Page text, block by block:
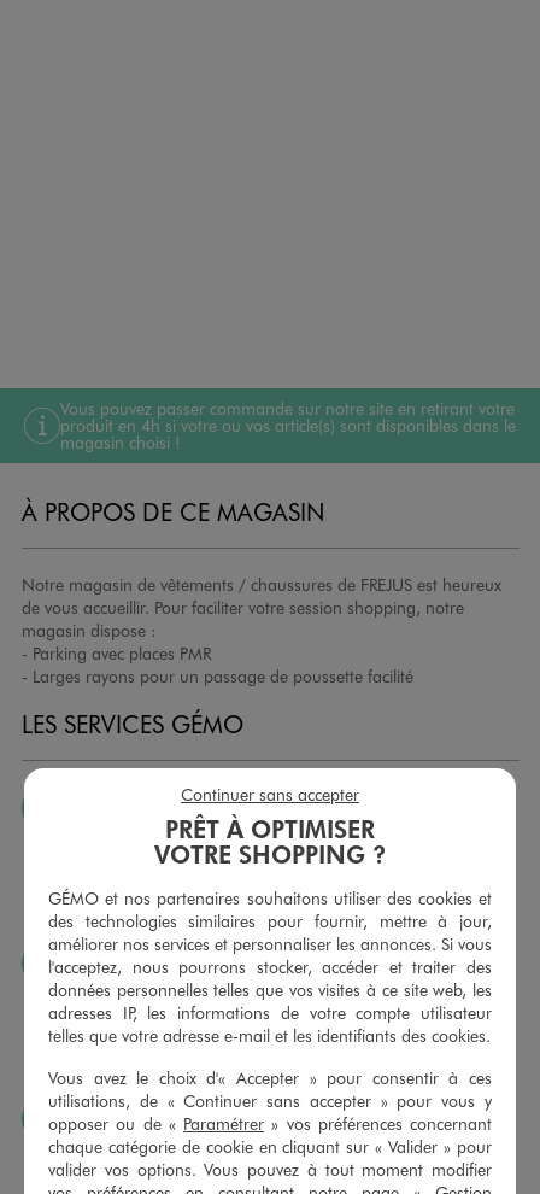
Vous pouvez passer commande sur notre site en retirant votre
produit en 4h si votre ou vos article(s) sont disponibles dans le
magasin choisi !
À PROPOS DE CE MAGASIN
Notre magasin de vêtements / chaussures de FREJUS est heureux
de vous accueillir. Pour faciliter votre session shopping, notre
magasin dispose :
- Parking avec places PMR
- Larges rayons pour un passage de poussette facilité
LES SERVICES GÉMO
JE PEUX CHANGER D’AVIS
Nous échangeons et vous proposons un avoir ou un
remboursement pour tout article non porté, non retouché,
sous 30 jours, sur simple présentation du ticket de caisse,
dans tous les magasins GÉMO.
JE PEUX FAIRE RETOUCHER MES ARTICLES
Ourlets, ceintures… vous avez la possibilité de faire
retoucher vos articles textiles dans nos magasins. Les tarifs
sont à votre disposition sur simple demande. Voir
conditions en magasins.
J’AIME FAIRE PLAISIR
Nous vous proposons des cartes cadeaux GÉMO d’un
montant au choix entre 10€ et 150€. Les cartes cadeau
PRÊT À OPTIMISER
VOTRE SHOPPING ?
GÉMO et nos partenaires souhaitons utiliser des cookies et
des technologies similaires pour fournir, mettre à jour,
améliorer nos services et personnaliser les annonces. Si vous
l'acceptez, nous pourrons stocker, accéder et traiter des
données personnelles telles que vos visites à ce site web, les
adresses IP, les informations de votre compte utilisateur
telles que votre adresse e-mail et les identifiants des cookies.
Vous avez le choix d'« Accepter » pour consentir à ces
utilisations, de « Continuer sans accepter » pour vous y
opposer ou de « Paramétrer » vos préférences concernant
chaque catégorie de cookie en cliquant sur « Valider » pour
valider vos options. Vous pouvez à tout moment modifier
Continuer sans accepter